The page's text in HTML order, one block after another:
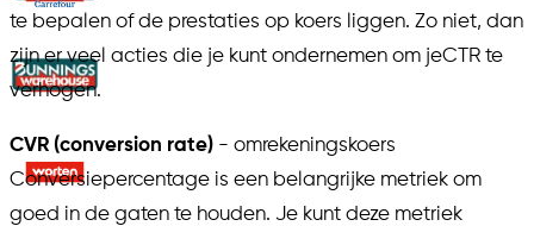
te bepalen of de prestaties op koers liggen. Zo niet, dan
zijn er veel acties die je kunt ondernemen om jeCTR te
verhogen.
CVR (conversion rate) - omrekeningskoers
Conversiepercentage is een belangrijke metriek om
goed in de gaten te houden. Je kunt deze metriek